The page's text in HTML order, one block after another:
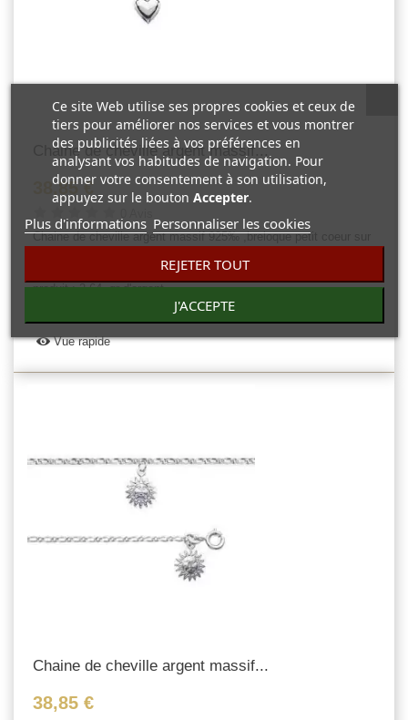
Chaine de cheville argent massif...
38,85 €
Chaine de cheville argent massif 925‰ ,breloque petit coeur sur
chaine : 25 cm avec anneau de rappel à 23 cm. Poids du
produit : 2.64 .gr d'argent.
Vue rapide
Chaine de cheville argent massif...
38,85 €
Ce site Web utilise ses propres cookies et ceux de
tiers pour améliorer nos services et vous montrer
des publicités liées à vos préférences en
analysant vos habitudes de navigation. Pour
donner votre consentement à son utilisation,
appuyez sur le bouton Accepter.
Plus d'informations Personnaliser les cookies
REJETER TOUT
J'ACCEPTE